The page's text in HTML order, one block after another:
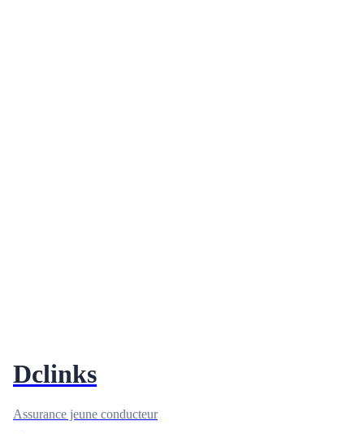
Dclinks
Assurance jeune conducteur